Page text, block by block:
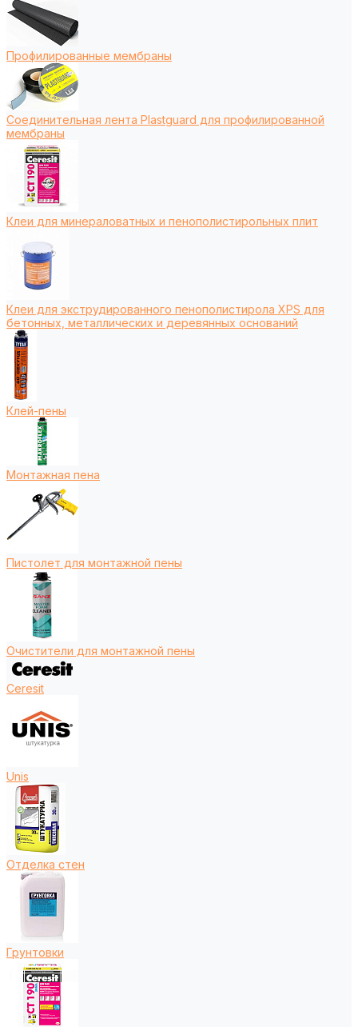
Профилированные мембраны
Соединительная лента Plastguard для профилированной
мембраны
Клеи для минераловатных и пенополистирольных плит
Клеи для экструдированного пенополистирола XPS для
бетонных, металлических и деревянных оснований
Клей-пены
Монтажная пена
Пистолет для монтажной пены
Очистители для монтажной пены
Ceresit
Unis
Отделка стен
Грунтовки